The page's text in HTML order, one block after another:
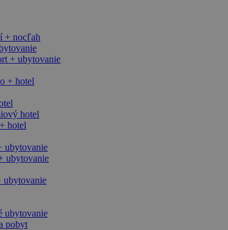
+ nocľah
+ ubytovanie
+ hotel
hotel
hotel
ubytovanie
ubytovanie
ubytovanie
ubytovanie
pobyt